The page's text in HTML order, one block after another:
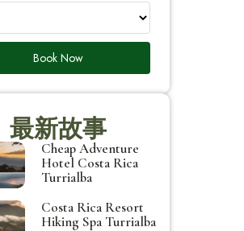
Book Now
最新故事
Cheap Adventure
Hotel Costa Rica
Turrialba
Costa Rica Resort
Hiking Spa Turrialba